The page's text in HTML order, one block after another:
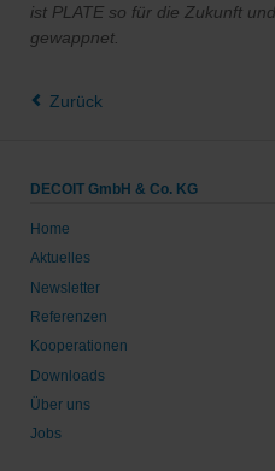
ist PLATE so für die Zukunft
gewappnet.
Zurück
DECOIT GmbH & Co. KG
Home
Aktuelles
Newsletter
Referenzen
Kooperationen
Downloads
Über uns
Jobs